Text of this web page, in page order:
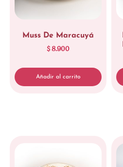
Muss De Maracuyá
$8.900
Añadir al carrito